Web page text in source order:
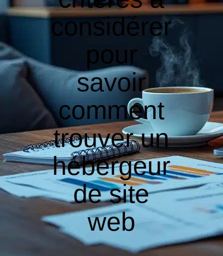
considérer
pour
savoir
comment
trouver un
hébergeur
de site
web